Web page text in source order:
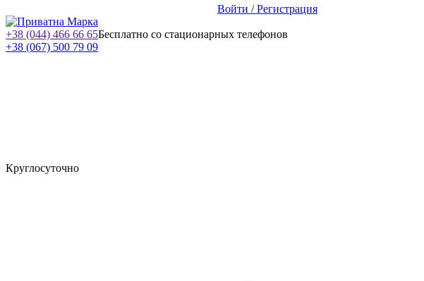
Войти / Регистрация
+38 (044) 466 66 65Бесплатно со стационарных телефонов
+38 (067) 500 79 09
Круглосуточно